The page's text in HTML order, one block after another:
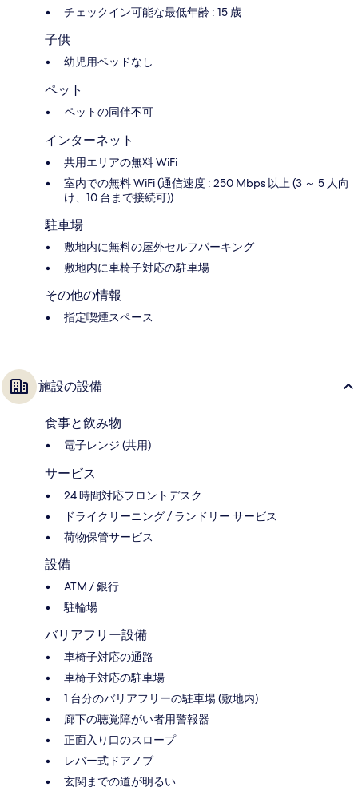
チェックイン可能な最低年齢 : 15 歳
子供
幼児用ベッドなし
ペット
ペットの同伴不可
インターネット
共用エリアの無料 WiFi
室内での無料 WiFi (通信速度 : 250 Mbps 以上 (3 ～ 5 人向
け、10 台まで接続可))
駐車場
敷地内に無料の屋外セルフパーキング
敷地内に車椅子対応の駐車場
その他の情報
指定喫煙スペース
施設の設備
食事と飲み物
電子レンジ (共用)
サービス
24 時間対応フロントデスク
ドライクリーニング / ランドリー サービス
荷物保管サービス
設備
ATM / 銀行
駐輪場
バリアフリー設備
車椅子対応の通路
車椅子対応の駐車場
1 台分のバリアフリーの駐車場 (敷地内)
廊下の聴覚障がい者用警報器
正面入り口のスロープ
レバー式ドアノブ
玄関までの道が明るい